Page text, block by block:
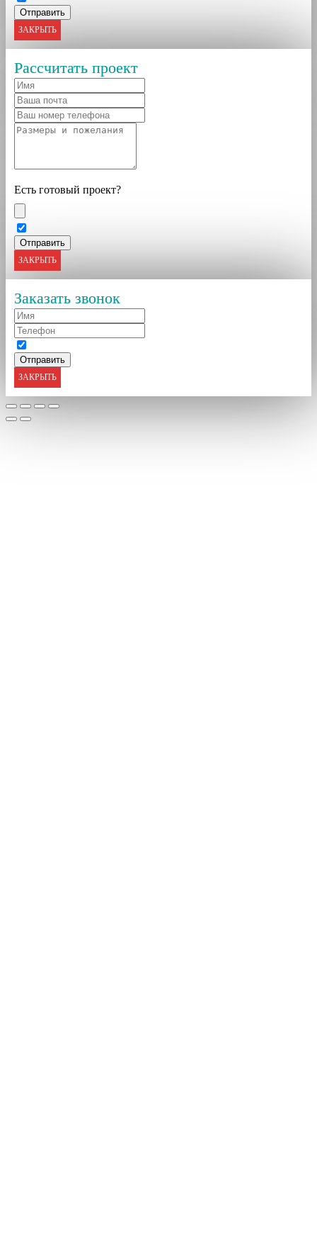
ЗАКРЫТЬ
Рассчитать проект
Есть готовый проект?
ЗАКРЫТЬ
Заказать звонок
ЗАКРЫТЬ